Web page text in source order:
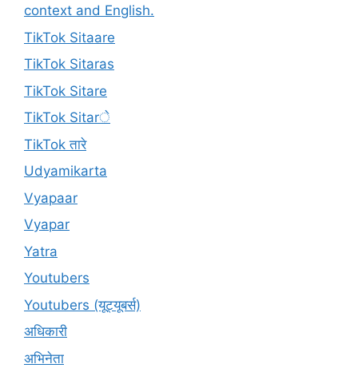
context and English.
TikTok Sitaare
TikTok Sitaras
TikTok Sitare
TikTok Sitarे
TikTok तारे
Udyamikarta
Vyapaar
Vyapar
Yatra
Youtubers
Youtubers (यूट्यूबर्स)
अधिकारी
अभिनेता